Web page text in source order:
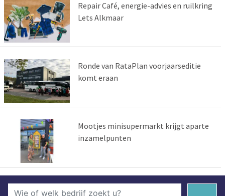
Repair Café, energie-advies en ruilkring
Lets Alkmaar
Ronde van RataPlan voorjaarseditie
komt eraan
Mootjes minisupermarkt krijgt aparte
inzamelpunten